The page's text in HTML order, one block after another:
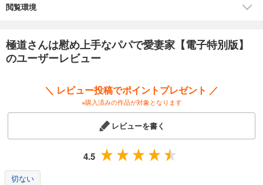
閲覧環境
極道さんは慰め上手なパパで愛妻家【電子特別版】
のユーザーレビュー
＼ レビュー投稿でポイントプレゼント ／
※購入済みの作品が対象となります
レビューを書く
4.5
切ない